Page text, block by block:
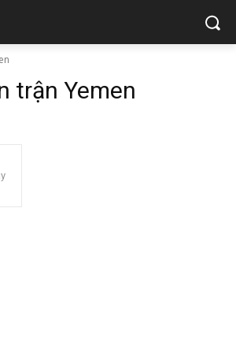
trận Yemen